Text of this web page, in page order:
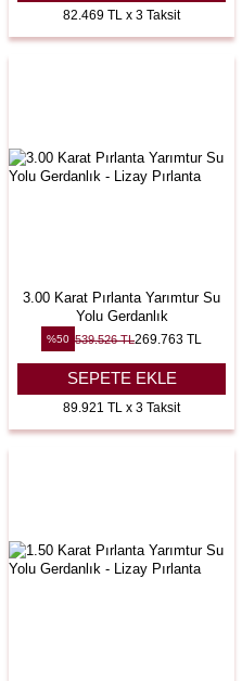
82.469 TL x 3 Taksit
3.00 Karat Pırlanta Yarımtur Su
Yolu Gerdanlık
%50 539.526TL269.763 TL
SEPETE EKLE
89.921 TL x 3 Taksit